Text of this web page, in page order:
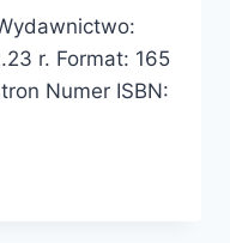
r. Format: 165
Numer ISBN: